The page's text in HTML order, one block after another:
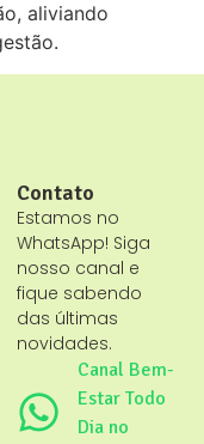
aliviando
Contato
Estamos no
WhatsApp! Siga
nosso canal e
fique sabendo
das últimas
novidades.
Canal Bem-
Estar Todo
Dia no